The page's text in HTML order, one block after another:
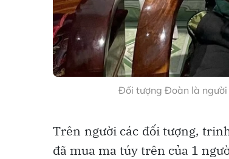
Đối tượng Đoàn là
Trên người các đối tượng,
đã mua ma túy trên của 1